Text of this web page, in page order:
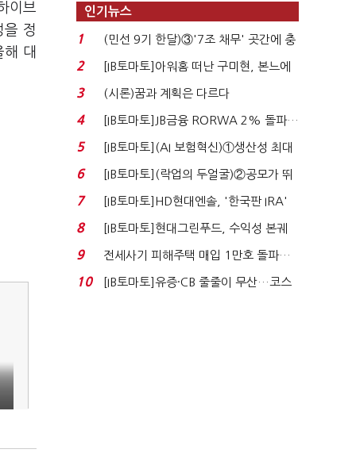
이브
을 정
해 대
인기뉴스
1
(민선 9기 한달)③'7조 채무' 곳간에 충
격…추미애, 20년...
2
[IB토마토]아워홈 떠난 구미현, 본느에
340억 베팅…가...
3 (시론)꿈과 계획은 다르다
4
[IB토마토]JB금융 RORWA 2% 돌파…
실적 견인은 은행 ...
5
[IB토마토](AI 보험혁신)①생산성 최대
80% 개선…현실...
6
[IB토마토](락업의 두얼굴)②공모가 뛰
자 첫날 매도…FI ...
7
[IB토마토]HD현대엔솔, '한국판 IRA'
수혜 부상…세액공...
8
[IB토마토]현대그린푸드, 수익성 본궤
도…실적 개선에 ...
9
전세사기 피해주택 매입 1만호 돌파…
누적 피해자 4만2...
10
[IB토마토]유증·CB 줄줄이 무산…코스